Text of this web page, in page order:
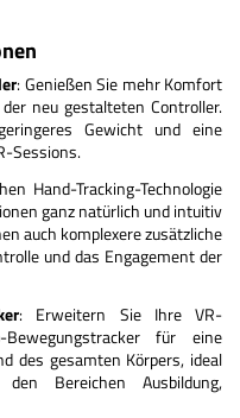
: Genießen Sie mehr Komfort
neu gestalteten Controller.
Gewicht und eine
Sessions.
Hand-Tracking-Technologie
ganz natürlich und intuitiv
auch komplexere zusätzliche
und das Engagement der
: Erweitern Sie Ihre VR-
für eine
des gesamten Körpers, ideal
Bereichen Ausbildung,